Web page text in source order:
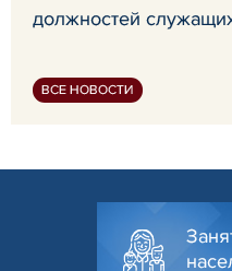
должностей
ВСЕ НОВОСТИ